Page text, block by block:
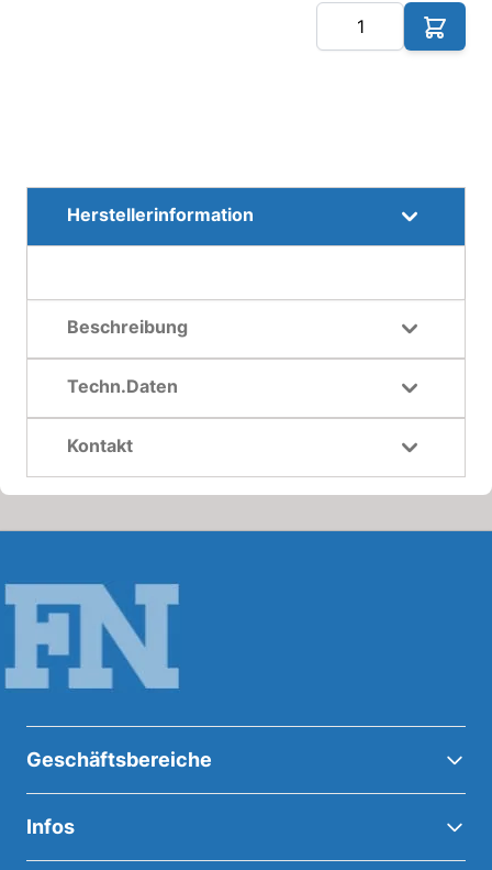
Herstellerinformation
Beschreibung
Techn.Daten
Kontakt
Geschäftsbereiche
Infos